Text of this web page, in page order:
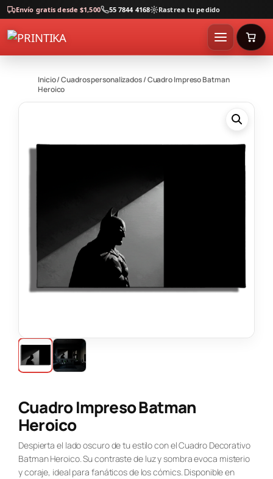
Envío gratis desde $1,500 55 7844 4168 Rastrea tu pedido
Inicio/Cuadros personalizados/ Cuadro Impreso Batman
Heroico
Cuadro Impreso Batman
Heroico
Despierta el lado oscuro de tu estilo con el Cuadro Decorativo
Batman Heroico. Su contraste de luz y sombra evoca misterio
y coraje, ideal para fanáticos de los cómics. Disponible en